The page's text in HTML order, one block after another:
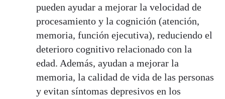
pueden ayudar a mejorar la velocidad de
procesamiento y la cognición (atención,
memoria, función ejecutiva), reduciendo el
deterioro cognitivo relacionado con la
edad. Además, ayudan a mejorar la
memoria, la calidad de vida de las personas
y evitan síntomas depresivos en los